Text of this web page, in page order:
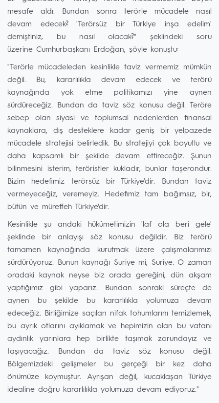
mesafe aldı. Bundan sonra terörle mücadele nasıl
devam edecek? 'Terörsüz bir Türkiye inşa edelim'
demiştiniz, bu nasıl olacak?" şeklindeki soru
üzerine Cumhurbaşkanı Erdoğan, şöyle konuştu:
"Terörle mücadeleden kesinlikle taviz vermemiz mümkün
değil. Bu, kararlılıkla devam edecek ve terörü
kaynağında yok etme politikamızı yine aynen
sürdüreceğiz. Bundan da taviz söz konusu değil. Teröre
sebep olan siyasi ve toplumsal nedenlerden finansal
kaynaklara, dış desteklere kadar geniş bir yelpazede
mücadele stratejisi belirledik. Bu stratejiyi çok boyutlu ve
daha kapsamlı bir şekilde devam ettireceğiz. Şunun
bilinmesini isterim, teröristler kukladır, bunlar taşerondur.
Bizim hedefimiz terörsüz bir Türkiye'dir. Bundan taviz
vermeyeceğiz, veremeyiz. Hedefimiz tam bağımsız, bir,
bütün ve müreffeh Türkiye'dir.
Kesinlikle şu andaki hükûmetimizin 'laf ola beri gele'
şeklinde bir anlayışı söz konusu değildir. Biz terörü
tamamen kaynağında kurutmak üzere çalışmalarımızı
sürdürüyoruz. Bunun kaynağı Suriye mi, Suriye. O zaman
oradaki kaynak neyse biz orada gereğini, dün akşam
yaptığımız gibi yaparız. Bundan sonraki süreçte de
aynen bu şekilde bu kararlılıkla yolumuza devam
edeceğiz. Birliğimize saçılan nifak tohumlarını temizlemek,
bu ayrık otlarını ayıklamak ve hepimizin olan bu vatanı
aydınlık yarınlara hep birlikte taşımak zorundayız ve
taşıyacağız. Bundan da taviz söz konusu değil.
Bölgemizdeki gelişmeler bu gerçeği bir kez daha
önümüze koymuştur. Ayrışan değil, kucaklaşan Türkiye
idealine doğru kararlılıkla yolumuza devam ediyoruz."